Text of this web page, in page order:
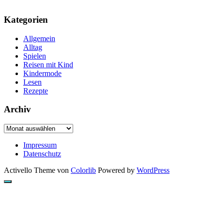
Kategorien
Allgemein
Alltag
Spielen
Reisen mit Kind
Kindermode
Lesen
Rezepte
Archiv
Archiv
Impressum
Datenschutz
Activello Theme von Colorlib Powered by WordPress